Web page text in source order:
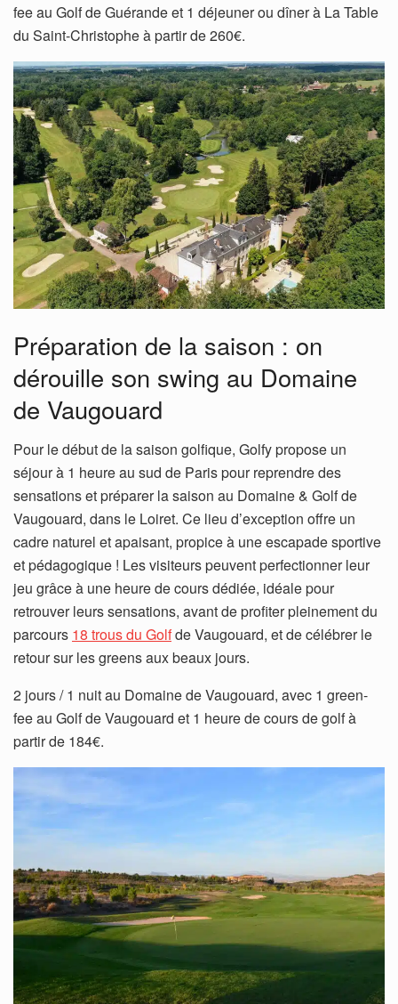
fee au Golf de Guérande et 1 déjeuner ou dîner à La Table
du Saint-Christophe à partir de 260€.
Préparation de la saison : on
dérouille son swing au Domaine
de Vaugouard
Pour le début de la saison golfique, Golfy propose un
séjour à 1 heure au sud de Paris pour reprendre des
sensations et préparer la saison au Domaine & Golf de
Vaugouard, dans le Loiret. Ce lieu d’exception offre un
cadre naturel et apaisant, propice à une escapade sportive
et pédagogique ! Les visiteurs peuvent perfectionner leur
jeu grâce à une heure de cours dédiée, idéale pour
retrouver leurs sensations, avant de profiter pleinement du
parcours 18 trous du Golfde Vaugouard, et de célébrer le
retour sur les greens aux beaux jours.
2 jours / 1 nuit au Domaine de Vaugouard, avec 1 green-
fee au Golf de Vaugouard et 1 heure de cours de golf à
partir de 184€.